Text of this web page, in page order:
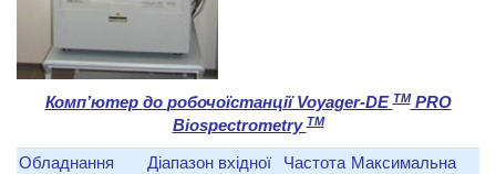
Комп’ютер до робочоїстанціїVoyager-DETMPRO
BiospectrometryTM
Обладнання
Діапазон вхідної
Частота Максимальна